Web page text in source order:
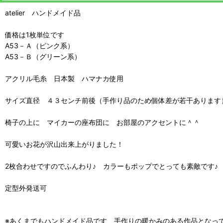
atelier ハンドメイド品
価格は1枚単位です
A53－Ａ（ピンク系）
A53－Ｂ（グリーン系）
アクリル毛糸 日本製 ハマナカ使用
サイズ直径 ４３センチ前後（手作り品のため個体差が若干あります
椅子の上に マイカーの座布団に お部屋のアクセントに＾＾
可愛いお花が沢山出来上がりました！
2枚合わせですのでふんわり♪ カラーもポップでとっても素敵です♪
定型外発送可
※あくまでもハンドメイド品です 手作りの暖かみのある作品となっ